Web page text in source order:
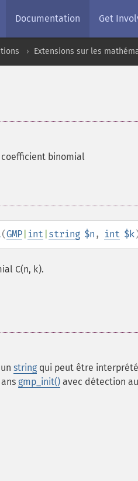
Documentation Get
Extensions sur les
binomial
(GMP int string $n , int $k
C(n, k).
string qui peut être
gmp_init() avec détection